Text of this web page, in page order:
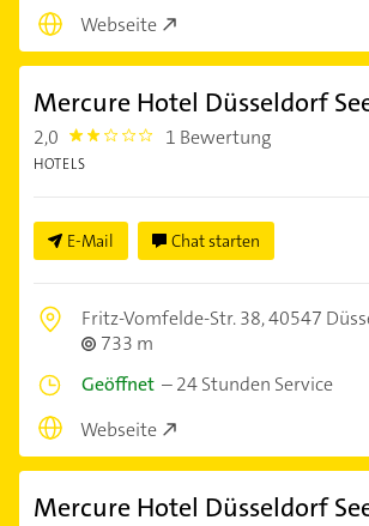
Webseite
Mercure Hotel Düsseldorf
2,0 2.0 1 Bewertung
HOTELS
E-Mail Chat starten
Fritz-Vomfelde-Str. 38,40547
733 m
Geöffnet –24 Stunden Service
Webseite
Mercure Hotel Düsseldorf